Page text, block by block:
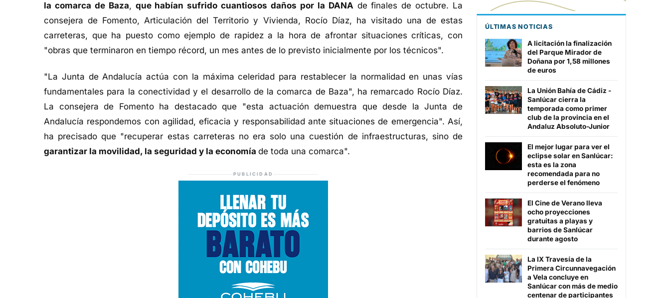
la comarca de Baza, que habían sufrido cuantiosos daños por la DANAde finales de octubre. La
consejera de Fomento, Articulación del Territorio y Vivienda, Rocío Díaz, ha visitado una de estas
carreteras, que ha puesto como ejemplo de rapidez a la hora de afrontar situaciones críticas, con
"obras que terminaron en tiempo récord, un mes antes de lo previsto inicialmente por los técnicos".
"La Junta de Andalucía actúa con la máxima celeridad para restablecer la normalidad en unas vías
fundamentales para la conectividad y el desarrollo de la comarca de Baza", ha remarcado Rocío Díaz.
La consejera de Fomento ha destacado que "esta actuación demuestra que desde la Junta de
Andalucía respondemos con agilidad, eficacia y responsabilidad ante situaciones de emergencia". Así,
ha precisado que "recuperar estas carreteras no era solo una cuestión de infraestructuras, sino de
garantizar la movilidad, la seguridad y la economía de toda una comarca".
PUBLICIDAD
ÚLTIMAS NOTICIAS
A licitación la finalización
del Parque Mirador de
Doñana por 1,58 millones
de euros
La Unión Bahía de Cádiz -
Sanlúcar cierra la
temporada como primer
club de la provincia en el
Andaluz Absoluto-Junior
El mejor lugar para ver el
eclipse solar en Sanlúcar:
esta es la zona
recomendada para no
perderse el fenómeno
El Cine de Verano lleva
ocho proyecciones
gratuitas a playas y
barrios de Sanlúcar
durante agosto
La IX Travesía de la
Primera Circunnavegación
a Vela concluye en
Sanlúcar con más de medio
centenar de participantes